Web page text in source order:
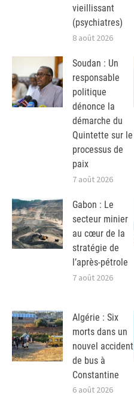
vieillissant
(psychiatres)
8 août 2026
Soudan : Un
responsable
politique
dénonce la
démarche du
Quintette sur le
processus de
paix
7 août 2026
Gabon : Le
secteur minier
au cœur de la
stratégie de
l’après-pétrole
7 août 2026
Algérie : Six
morts dans un
nouvel accident
de bus à
Constantine
6 août 2026